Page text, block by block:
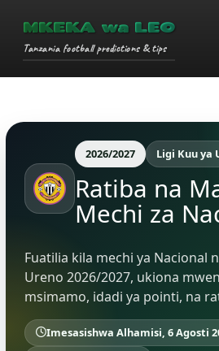
MKEKA wa LEO
Tanzania football predictions & tips
2026/2027 Ligi Kuu ya
Ratiba na
Mechi za
Fuatilia kila mechi ya Nacional
Ureno 2026/2027, ukiona
msimamo, idadi ya pointi, na
Imesasishwa Alhamisi, 6 Agosti